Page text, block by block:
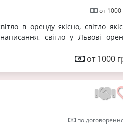
от 1000
в оренду якісно, світло
світло у Львові
от 1000
по